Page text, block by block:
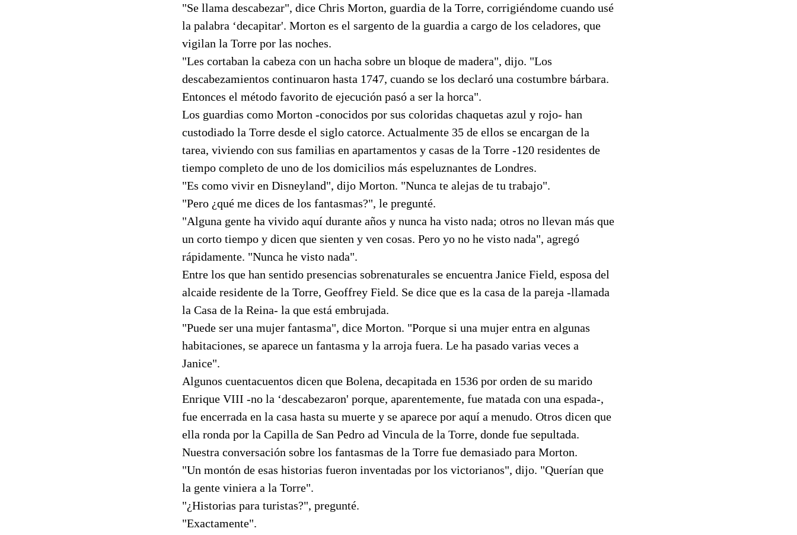
"Se llama descabezar", dice Chris Morton, guardia de la Torre, corrigiéndome cuando usé
la palabra ‘decapitar'. Morton es el sargento de la guardia a cargo de los celadores, que
vigilan la Torre por las noches.
"Les cortaban la cabeza con un hacha sobre un bloque de madera", dijo. "Los
descabezamientos continuaron hasta 1747, cuando se los declaró una costumbre bárbara.
Entonces el método favorito de ejecución pasó a ser la horca".
Los guardias como Morton -conocidos por sus coloridas chaquetas azul y rojo- han
custodiado la Torre desde el siglo catorce. Actualmente 35 de ellos se encargan de la
tarea, viviendo con sus familias en apartamentos y casas de la Torre -120 residentes de
tiempo completo de uno de los domicilios más espeluznantes de Londres.
"Es como vivir en Disneyland", dijo Morton. "Nunca te alejas de tu trabajo".
"Pero ¿qué me dices de los fantasmas?", le pregunté.
"Alguna gente ha vivido aquí durante años y nunca ha visto nada; otros no llevan más que
un corto tiempo y dicen que sienten y ven cosas. Pero yo no he visto nada", agregó
rápidamente. "Nunca he visto nada".
Entre los que han sentido presencias sobrenaturales se encuentra Janice Field, esposa del
alcaide residente de la Torre, Geoffrey Field. Se dice que es la casa de la pareja -llamada
la Casa de la Reina- la que está embrujada.
"Puede ser una mujer fantasma", dice Morton. "Porque si una mujer entra en algunas
habitaciones, se aparece un fantasma y la arroja fuera. Le ha pasado varias veces a
Janice".
Algunos cuentacuentos dicen que Bolena, decapitada en 1536 por orden de su marido
Enrique VIII -no la ‘descabezaron' porque, aparentemente, fue matada con una espada-,
fue encerrada en la casa hasta su muerte y se aparece por aquí a menudo. Otros dicen que
ella ronda por la Capilla de San Pedro ad Vincula de la Torre, donde fue sepultada.
Nuestra conversación sobre los fantasmas de la Torre fue demasiado para Morton.
"Un montón de esas historias fueron inventadas por los victorianos", dijo. "Querían que
la gente viniera a la Torre".
"¿Historias para turistas?", pregunté.
"Exactamente".